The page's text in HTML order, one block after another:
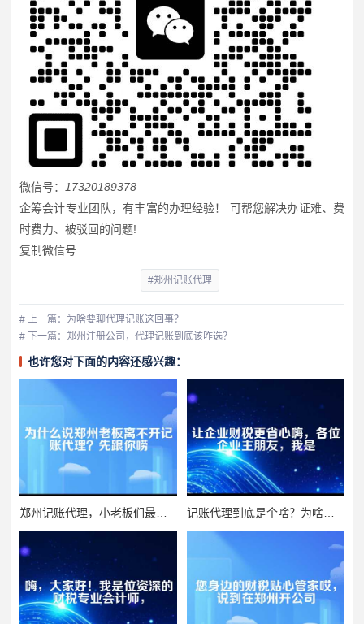
微信号：
17320189378
企筹会计专业团队，有丰富的办理经验！ 可帮您解决办证难、费
时费力、被驳回的问题!
复制微信号
#郑州记账代理
# 上一篇：为啥要聊代理记账这回事？
# 下一篇：郑州注册公司，代理记账到底该咋选？
也许您对下面的内容还感兴趣：
记账代理到底是个啥？为啥企业离不开它？